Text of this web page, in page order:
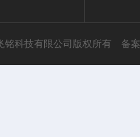
铭科技有限公司版权所有 备